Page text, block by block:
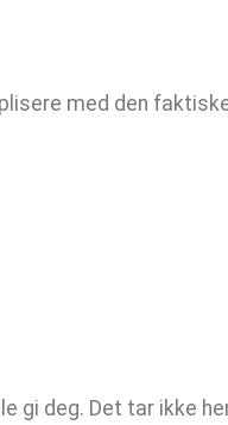
med den
gi deg. Det tar ikke